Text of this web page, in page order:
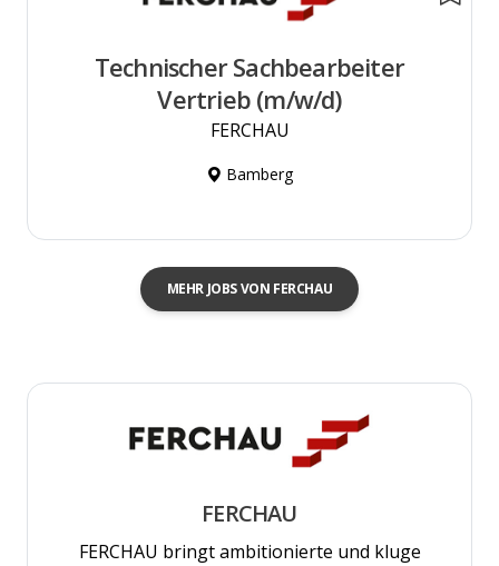
Technischer Sachbearbeiter
Vertrieb (m/w/d)
FERCHAU
Bamberg
MEHR JOBS VON FERCHAU
FERCHAU
FERCHAU bringt ambitionierte und kluge